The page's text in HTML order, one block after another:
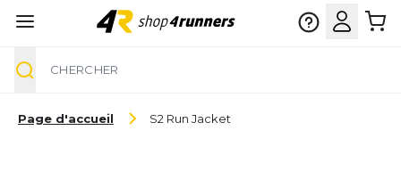
Page d'accueil S2 Run Jacket